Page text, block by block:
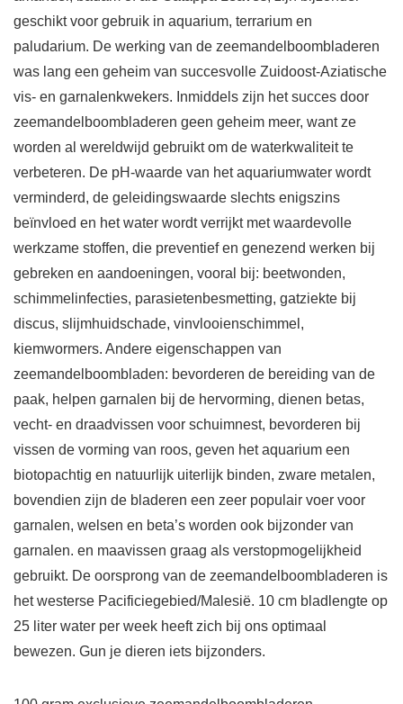
geschikt voor gebruik in aquarium, terrarium en
paludarium. De werking van de zeemandelboombladeren
was lang een geheim van succesvolle Zuidoost-Aziatische
vis- en garnalenkwekers. Inmiddels zijn het succes door
zeemandelboombladeren geen geheim meer, want ze
worden al wereldwijd gebruikt om de waterkwaliteit te
verbeteren. De pH-waarde van het aquariumwater wordt
verminderd, de geleidingswaarde slechts enigszins
beïnvloed en het water wordt verrijkt met waardevolle
werkzame stoffen, die preventief en genezend werken bij
gebreken en aandoeningen, vooral bij: beetwonden,
schimmelinfecties, parasietenbesmetting, gatziekte bij
discus, slijmhuidschade, vinvlooienschimmel,
kiemwormers. Andere eigenschappen van
zeemandelboombladen: bevorderen de bereiding van de
paak, helpen garnalen bij de hervorming, dienen betas,
vecht- en draadvissen voor schuimnest, bevorderen bij
vissen de vorming van roos, geven het aquarium een
biotopachtig en natuurlijk uiterlijk binden, zware metalen,
bovendien zijn de bladeren een zeer populair voer voor
garnalen, welsen en beta’s worden ook bijzonder van
garnalen. en maavissen graag als verstopmogelijkheid
gebruikt. De oorsprong van de zeemandelboombladeren is
het westerse Pacificiegebied/Malesië. 10 cm bladlengte op
25 liter water per week heeft zich bij ons optimaal
bewezen. Gun je dieren iets bijzonders.